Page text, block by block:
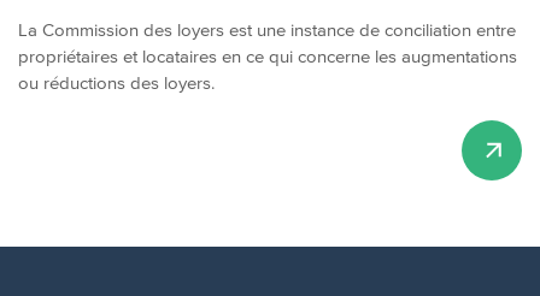
La Commission des loyers est une instance de conciliation entre
propriétaires et locataires en ce qui concerne les augmentations
ou réductions des loyers.